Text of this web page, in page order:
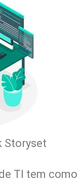
Storyset
TI tem como